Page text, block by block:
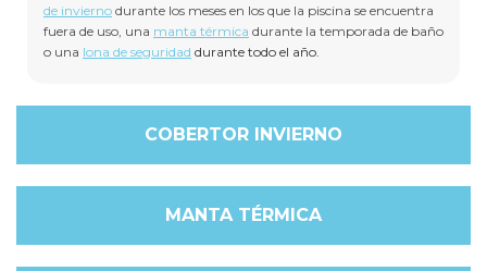
de invierno durante los meses en los que la piscina se encuentra
fuera de uso, una manta térmica durante la temporada de baño
o una lona de seguridad durante todo el año.
COBERTOR INVIERNO
MANTA TÉRMICA